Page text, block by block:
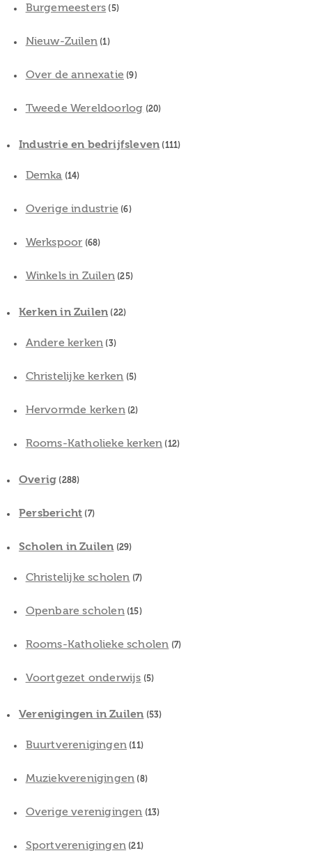
Burgemeesters (5)
Nieuw-Zuilen (1)
Over de annexatie (9)
Tweede Wereldoorlog (20)
Industrie en bedrijfsleven (111)
Demka (14)
Overige industrie (6)
Werkspoor (68)
Winkels in Zuilen (25)
Kerken in Zuilen (22)
Andere kerken (3)
Christelijke kerken (5)
Hervormde kerken(2)
Rooms-Katholieke kerken (12)
Overig (288)
Persbericht (7)
Scholen in Zuilen (29)
Christelijke scholen (7)
Openbare scholen(15)
Rooms-Katholieke scholen (7)
Voortgezet onderwijs (5)
Verenigingen in Zuilen (53)
Buurtverenigingen (11)
Muziekverenigingen (8)
Overige verenigingen (13)
Sportverenigingen (21)